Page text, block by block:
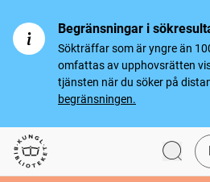
Begränsningar i
Sökträffar som är yngre än
omfattas av upphovsrätten
tjänsten när du söker på
begränsningen.
Svenska tidningar